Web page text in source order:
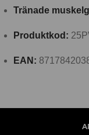
Tränade
Produktkod:
EAN: